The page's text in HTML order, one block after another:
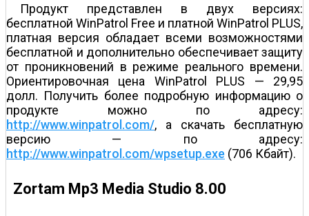
Продукт представлен в двух версиях:
бесплатной WinPatrol Free и платной WinPatrol PLUS,
платная версия обладает всеми возможностями
бесплатной и дополнительно обеспечивает защиту
от проникновений в режиме реального времени.
Ориентировочная цена WinPatrol PLUS — 29,95
долл. Получить более подробную информацию о
продукте можно по адресу:
http://www.winpatrol.com/, а скачать бесплатную
версию — по адресу:
http://www.winpatrol.com/wpsetup.exe (706 Кбайт).
Zortam Mp3 Media Studio 8.00